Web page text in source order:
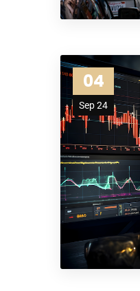
04
Sep 24